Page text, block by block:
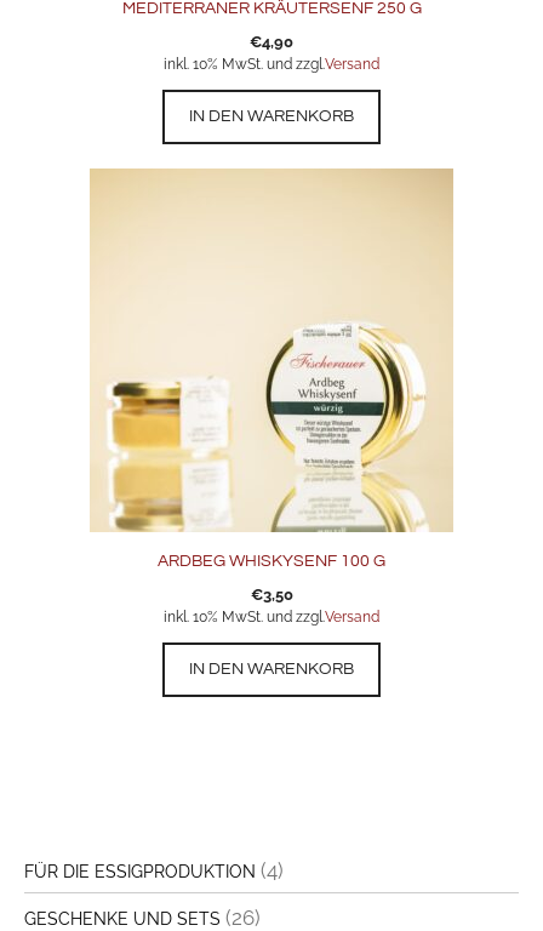
MEDITERRANER KRÄUTERSENF 250 G
€4,90
inkl. 10% MwSt. und zzgl.Versand
IN DEN WARENKORB
ARDBEG WHISKYSENF 100 G
€3,50
inkl. 10% MwSt. und zzgl.Versand
IN DEN WARENKORB
FÜR DIE ESSIGPRODUKTION (4)
GESCHENKE UND SETS (26)